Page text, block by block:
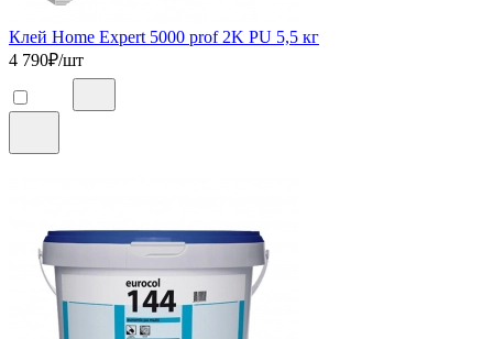
Клей Home Expert 5000 prof 2K PU 5,5 кг
4 790₽/шт